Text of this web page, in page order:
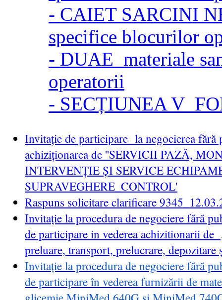
- CAIET SARCINI
specifice blocurilor
- DUAE_materiale
operatorii
- SECȚIUNEA
Invitație de participare la negocierea fără
achiziționarea de ''SERVICII PAZĂ,
INTERVENȚIE ȘI SERVICE
SUPRAVEGHERE_CONTROL'
Raspuns solicitare clarificare
Invitație la procedura de negociere fără
de participare in vederea achizitionarii de
preluare, transport, prelucrare, depozitare
Invitație la procedura de negociere fără
de participare în vederea furnizării de